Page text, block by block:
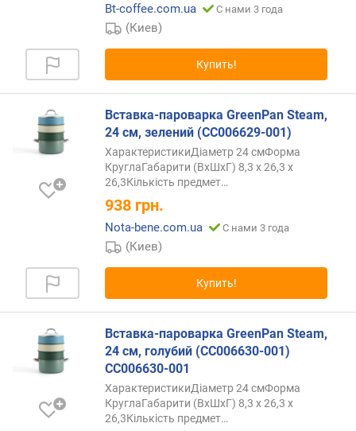
Bt-coffee.com.ua С нами 3 года
(Киев)
Купить!
Вставка-пароварка GreenPan Steam,
24 см, зелений (CC006629-001)
ХарактеристикиДіаметр 24 смФорма
КруглаГабарити (ВхШхГ) 8,3 х 26,3 х
26,3Кількість предмет…
938 грн.
Nota-bene.com.ua С нами 3 года
(Киев)
Купить!
Вставка-пароварка GreenPan Steam,
24 см, голубий (CC006630-001)
CC006630-001
ХарактеристикиДіаметр 24 смФорма
КруглаГабарити (ВхШхГ) 8,3 х 26,3 х
26,3Кількість предмет…